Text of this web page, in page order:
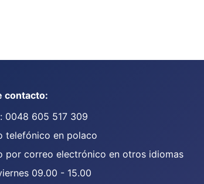
contacto:
0048 605 517 309
telefónico en polaco
por correo electrónico en otros idiomas
09.00 - 15.00